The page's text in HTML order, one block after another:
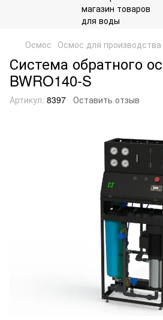
Осмос Осмос для производства
Система обратного
BWRO140-S
Артикул: 8397 Оставить отзыв